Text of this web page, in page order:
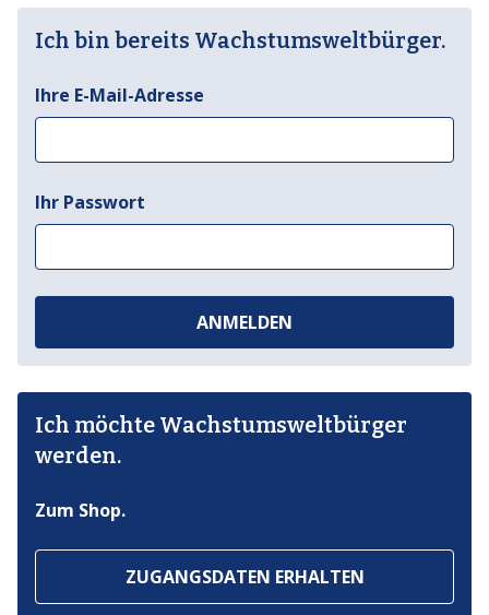
Ich bin bereits Wachstumsweltbürger.
Ihre E-Mail-Adresse
Ihr Passwort
ANMELDEN
Ich möchte Wachstumsweltbürger
werden.
Zum Shop.
ZUGANGSDATEN ERHALTEN